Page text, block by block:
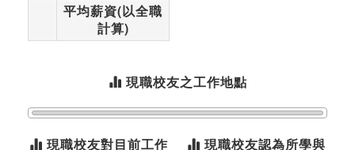
平均薪資(以全職
計算)
現職校友之工作地點
現職校友對目前工作 現職校友認為所學與